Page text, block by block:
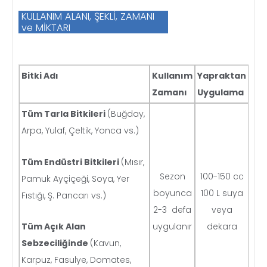
KULLANIM ALANI, ŞEKLİ, ZAMANI
ve MİKTARI
Bitki Adı
Kullanım
Zamanı
Yapraktan
Uygulama
Tüm Tarla Bitkileri (Buğday,
Arpa, Yulaf, Çeltik, Yonca vs.)
Tüm Endüstri Bitkileri (Mısır,
Pamuk Ayçiçeği, Soya, Yer
Fıstığı, Ş. Pancarı vs.)
Tüm Açık Alan
Sebzeciliğinde (Kavun,
Karpuz, Fasulye, Domates,
Sezon
boyunca
2-3 defa
uygulanır
100-150 cc
100 L suya
veya
dekara